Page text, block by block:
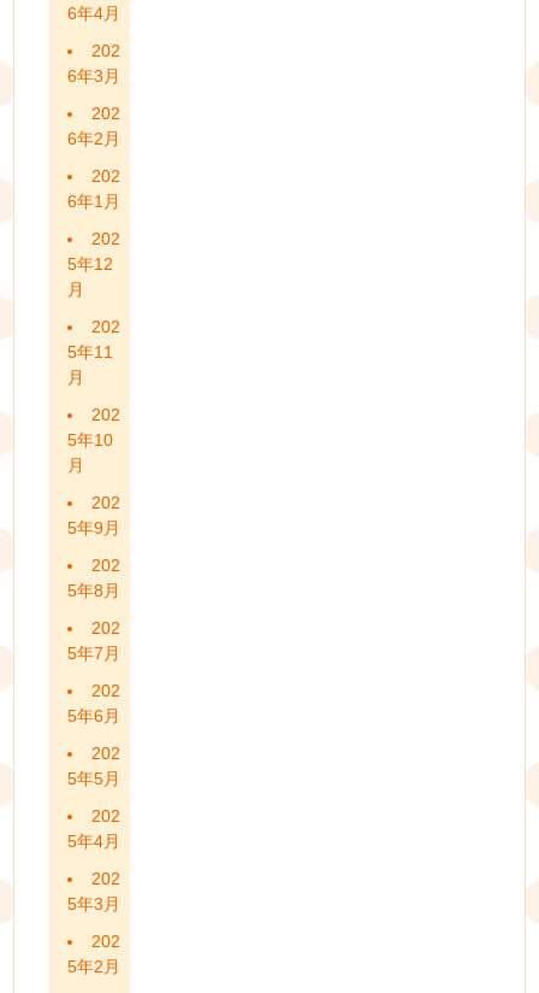
6年4月
202
6年3月
202
6年2月
202
6年1月
202
5年12
月
202
5年11
月
202
5年10
月
202
5年9月
202
5年8月
202
5年7月
202
5年6月
202
5年5月
202
5年4月
202
5年3月
202
5年2月